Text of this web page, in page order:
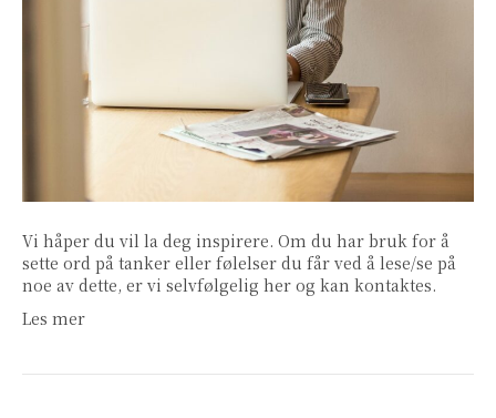
Vi håper du vil la deg inspirere. Om du har bruk for å
sette ord på tanker eller følelser du får ved å lese/se på
noe av dette, er vi selvfølgelig her og kan kontaktes.
Les mer